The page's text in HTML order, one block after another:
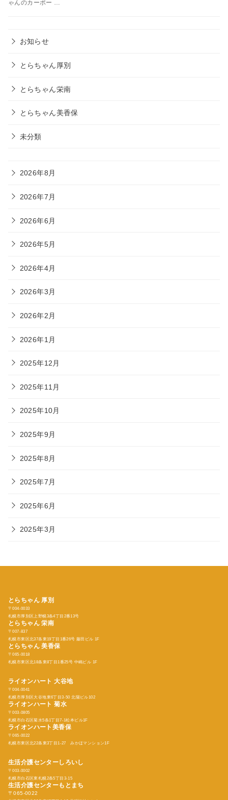
ゃんのカーポー …
お知らせ
とらちゃん厚別
とらちゃん栄南
とらちゃん美香保
未分類
2026年8月
2026年7月
2026年6月
2026年5月
2026年4月
2026年3月
2026年2月
2026年1月
2025年12月
2025年11月
2025年10月
2025年9月
2025年8月
2025年7月
2025年6月
2025年3月
とらちゃん 厚別
〒004-0033
札幌市厚別区上野幌3条4丁目2番13号
とらちゃん 栄南
〒007-837
札幌市東区北37条東19丁目1番26号 藤田ビル 1F
とらちゃん 美香保
〒065-0018
札幌市東区北18条東8丁目1番25号 中嶋ビル 1F
ライオンハート 大谷地
〒004-0041
札幌市厚別区大谷地東6丁目3-50 北陽ビル102
ライオンハート 菊水
〒003-0805
札幌市白石区菊水5条1丁目7-1松本ビル1F
ライオンハート美香保
〒065-0022
札幌市東区北22条東3丁目1-27 みかほマンション1F
生活介護センターしろいし
〒003-0002
札幌市白石区東札幌2条5丁目3-15
生活介護センターもとまち
〒065-0022